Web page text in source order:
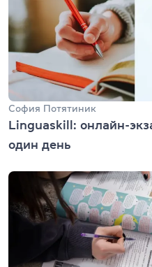
София Потятиник
Linguaskill: онлайн-
один день